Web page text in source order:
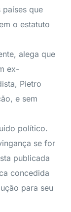
países que
o estatuto
alega que
ex-
Pietro
e sem
político.
se for
publicada
concedida
para seu